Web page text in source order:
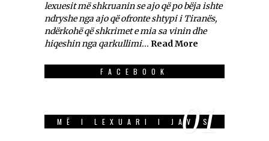
lexuesit më shkruanin se ajo që po bëja ishte
ndryshe nga ajo që ofronte shtypi i Tiranës,
ndërkohë që shkrimet e mia sa vinin dhe
hiqeshin nga qarkullimi... Read More
FACEBOOK
MË I LEXUARI I JAVES
01